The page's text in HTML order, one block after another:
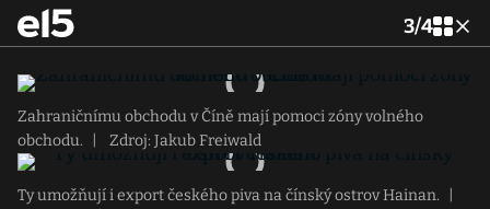
3/4
Zahraničnímu obchodu v Číně mají pomoci zóny volného
obchodu.
Zdroj: Jakub Freiwald
Ty umožňují i export českého piva na čínský ostrov Hainan.